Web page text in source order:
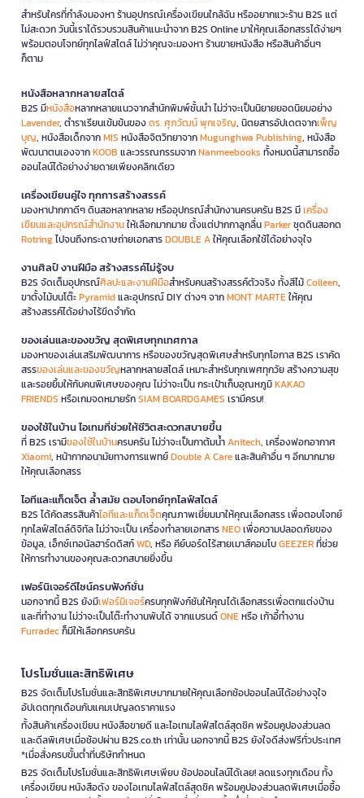
สำหรับใครที่กำลังมองหา ร้านอุปกรณ์เครื่องเขียนใกล้ฉัน หรืออยากแวะร้าน B2S แต่
ไม่สะดวก วันนี้เราได้รวบรวมสินค้าแนะนำจาก B2S Online มาให้คุณเลือกสรรได้ง่ายๆ
พร้อมตอบโจทย์ทุกไลฟ์สไตล์ ไม่ว่าคุณจะมองหา ร้านขายหนังสือ หรือสินค้าอื่นๆ
ก็ตาม
หนังสือหลากหลายสไตล์
B2S มีหนังสือหลากหลายแนวจากสำนักพิมพ์ชั้นนำ ไม่ว่าจะเป็นนิยายยอดนิยมอย่าง
Lavender, ตำราเรียนเข้มข้นของดร. ศุภวัฒน์ พุกเจริญ, นิตยสารอัปเดตจากเพ็ญ
บุญ, หนังสือเด็กจากMIS หนังสือจิตวิทยาจากMugunghwa Publishing, หนังสือ
พัฒนาตนเองจากKOOB และวรรณกรรมจากNanmeebooks ทั้งหมดนี้สามารถซื้อ
ออนไลน์ได้อย่างง่ายดายเพียงคลิกเดียว
เครื่องเขียนคู่ใจ ทุกการสร้างสรรค์
มองหาปากกาดีๆ ดินสอหลากหลาย หรืออุปกรณ์สำนักงานครบครัน B2S มีเครื่อง
เขียนและอุปกรณ์สำนักงานให้เลือกมากมาย ตั้งแต่ปากกาลูกลื่นParkerชุดดินสอกด
Rotringไปจนถึงกระดาษถ่ายเอกสารDOUBLE Aให้คุณเลือกใช้ได้อย่างจุใจ
งานศิลป์ งานฝีมือ สร้างสรรค์ไม่รู้จบ
B2S จัดเต็มอุปกรณ์ศิลปะและงานฝีมือสำหรับคนสร้างสรรค์ตัวจริง ทั้งสีไม้Colleen,
ขาตั้งไม้บนโต๊ะPyramidและอุปกรณ์ DIY ต่างๆ จากMONT MARTEให้คุณ
สร้างสรรค์ได้อย่างไร้ขีดจำกัด
ของเล่นและของขวัญ สุดพิเศษทุกเทศกาล
มองหาของเล่นเสริมพัฒนาการ หรือของขวัญสุดพิเศษสำหรับทุกโอกาส B2S เราคัด
สรรของเล่นและของขวัญหลากหลายสไตล์ เหมาะสำหรับทุกเพศทุกวัย สร้างความสุข
และรอยยิ้มให้กับคนพิเศษของคุณ ไม่ว่าจะเป็น กระเป๋าเก็บอุณหภูมิKAKAO
FRIENDS หรือเกมจดหมายรักSIAM BOARDGAMES เรามีครบ!
ของใช้ในบ้าน ไอเทมที่ช่วยให้ชีวิตสะดวกสบายขึ้น
ที่ B2S เรามีของใช้ในบ้านครบครัน ไม่ว่าจะเป็นกาต้มน้ำAnitech, เครื่องฟอกอากาศ
Xiaomi, หน้ากากอนามัยทางการแพทย์Double A Careและสินค้าอื่น ๆ อีกมากมาย
ให้คุณเลือกสรร
ไอทีและแก็ดเจ็ต ล้ำสมัย ตอบโจทย์ทุกไลฟ์สไตล์
B2S ได้คัดสรรสินค้าไอทีและแก็ดเจ็ตคุณภาพเยี่ยมมาให้คุณเลือกสรร เพื่อตอบโจทย์
ทุกไลฟ์สไตล์ดิจิทัล ไม่ว่าจะเป็น เครื่องทำลายเอกสารNEOเพื่อความปลอดภัยของ
ข้อมูล, เอ็กซ์เทอนัลฮาร์ดดิสก์WD, หรือ คีย์บอร์ดไร้สายเมาส์คอมโบGEEZERที่ช่วย
ให้การทำงานของคุณสะดวกสบายยิ่งขึ้น
เฟอร์นิเจอร์ดีไซน์ครบฟังก์ชั่น
นอกจากนี้ B2S ยังมีเฟอร์นิเจอร์ครบทุกฟังก์ชันให้คุณได้เลือกสรรเพื่อตกแต่งบ้าน
และที่ทำงาน ไม่ว่าจะเป็นโต๊ะทำงานพับได้ จากแบรนด์ONEหรือ เก้าอี้ทำงาน
Furradecก็มีให้เลือกครบครัน
โปรโมชั่นและสิทธิพิเศษ
B2S จัดเต็มโปรโมชั่นและสิทธิพิเศษมากมายให้คุณเลือกช้อปออนไลน์ได้อย่างจุใจ
อัปเดตทุกเดือนกับแคมเปญลดราคาแรง
ทั้งสินค้าเครื่องเขียน หนังสือขายดี และไอเทมไลฟ์สไตล์สุดชิค พร้อมคูปองส่วนลด
และดีลพิเศษเมื่อช้อปผ่าน B2S.co.th เท่านั้น นอกจากนี้ B2S ยังใจดีส่งฟรีทั่วประเทศ
*เมื่อสั่งครบขั้นต่ำที่บริษัทกำหนด
B2S จัดเต็มโปรโมชั่นและสิทธิพิเศษเพียบ ช้อปออนไลน์ได้เลย! ลดแรงทุกเดือน ทั้ง
เครื่องเขียน หนังสือดัง ของไอเทมไลฟ์สไตล์สุดชิค พร้อมคูปองส่วนลดพิเศษเมื่อซื้อ